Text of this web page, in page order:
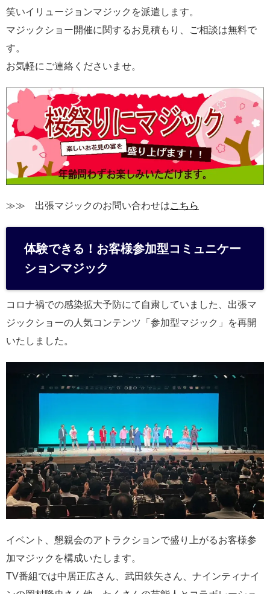
笑いイリュージョンマジックを派遣します。
マジックショー開催に関するお見積もり、ご相談は無料で
す。
お気軽にご連絡くださいませ。
≫≫ 出張マジックのお問い合わせはこちら
体験できる！お客様参加型コミュニケー
ションマジック
コロナ禍での感染拡大予防にて自粛していました、出張マ
ジックショーの人気コンテンツ「参加型マジック」を再開
いたしました。
イベント、懇親会のアトラクションで盛り上がるお客様参
加マジックを構成いたします。
TV番組では中居正広さん、武田鉄矢さん、ナインティナイ